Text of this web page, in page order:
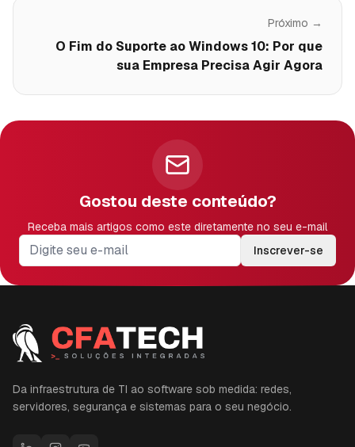
Próximo →
O Fim do Suporte ao Windows 10: Por que
sua Empresa Precisa Agir Agora
Gostou deste conteúdo?
Receba mais artigos como este diretamente no seu e-mail
Inscrever-se
Da infraestrutura de TI ao software sob medida: redes,
servidores, segurança e sistemas para o seu negócio.